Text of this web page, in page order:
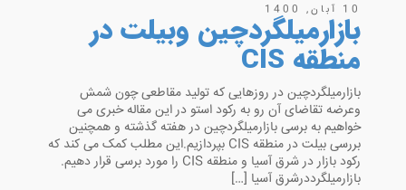
10 آبان, 1400
بازارمیلگردچین وبیلت در
منطقه CIS
بازارمیلگردچین در روزهایی که تولید مقاطعی چون شمش
وعرضه تقاضای آن رو به رکود استو در این مقاله خبری می
خواهیم به برسی بازارمیلگردچین در هفته گذشته و همچنین
بررسی بیلت در منطقه CIS بپردازیم.این مطلب کمک می کند که
رکود بازار در شرق آسیا و منطقه CIS را مورد برسی قرار دهیم.
بازارمیلگرددرشرق آسیا […]